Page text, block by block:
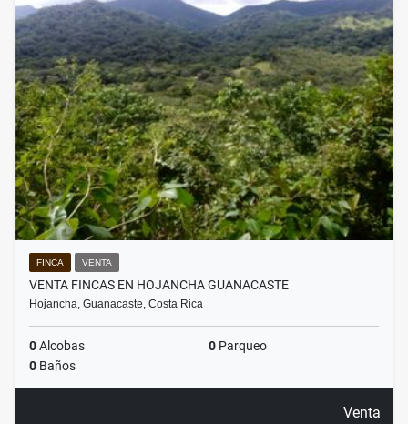
FINCA VENTA
VENTA FINCAS EN HOJANCHA GUANACASTE
Hojancha, Guanacaste, Costa Rica
0Alcobas 0 Parqueo
0 Baños
Venta